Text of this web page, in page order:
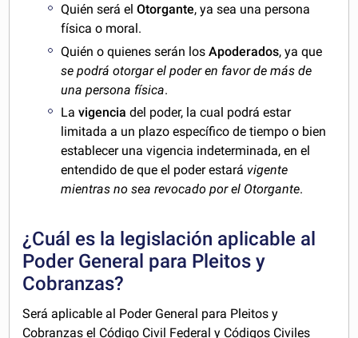
Quién será el Otorgante, ya sea una persona
física o moral.
Quién o quienes serán losApoderados, ya que
se podrá otorgar el poder en favor de más de
una persona física.
Lavigencia del poder, la cual podrá estar
limitada a un plazo específico de tiempo o bien
establecer una vigencia indeterminada, en el
entendido de que el poder estará vigente
mientras no sea revocado por el Otorgante.
¿Cuál es la legislación aplicable al
Poder General para Pleitos y
Cobranzas?
Será aplicable al Poder General para Pleitos y
Cobranzas el Código Civil Federal y Códigos Civiles